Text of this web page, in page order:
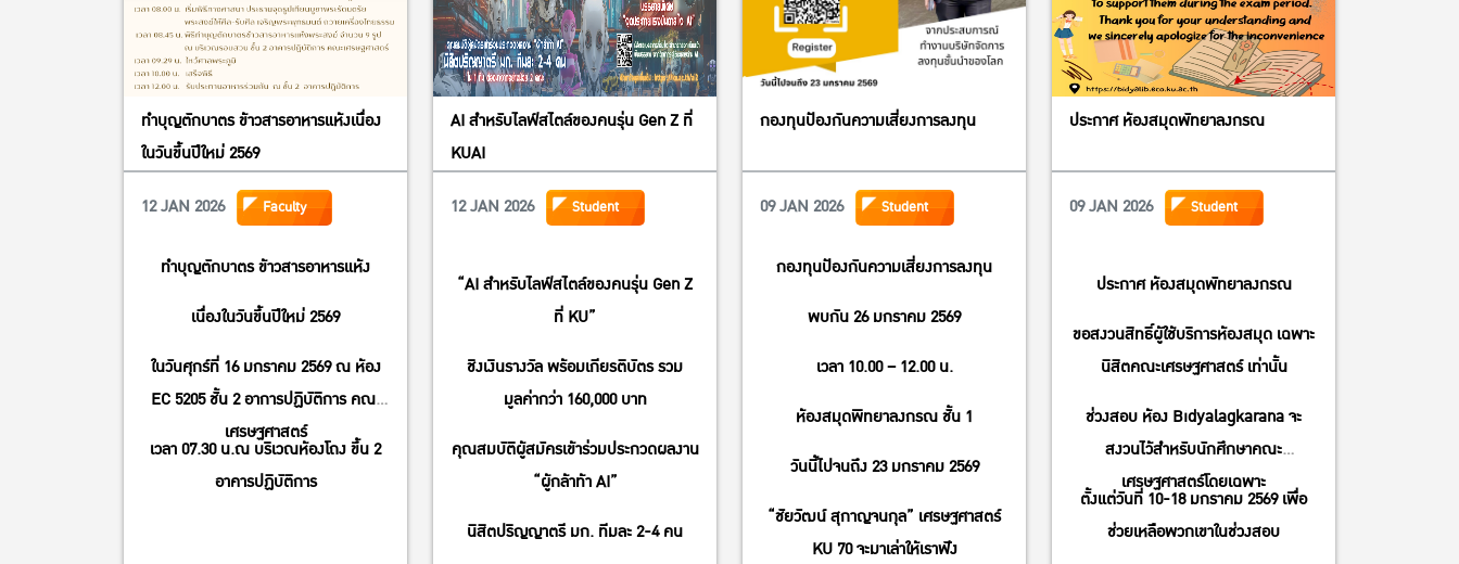
ทําบุญตักบาตร ข้าวสารอาหารแห้งเนื่อง
ในวันขึ้นปีใหม่ 2569
12 JAN 2026
Faculty
ทําบุญตักบาตร ข้าวสารอาหารแห้ง
เนื่องในวันขึ้นปีใหม่ 2569
ในวันศุกร์ที่ 16 มกราคม 2569 ณ ห้อง
EC 5205 ชั้น 2 อาการปฏิบัติการ คณะ
เศรษฐศาสตร์
เวลา 07.30 น.ณ บริเวณห้องโถง ขึ้น 2
อาคารปฏิบัติการ
AI สำหรับไลฟ์สไตล์ของคนรุ่น Gen Z ที่
KUAI
12 JAN 2026
Student
“AI สำหรับไลฟ์สไตล์ของคนรุ่น Gen Z
ที่ KU”
ชิงเงินรางวัล พร้อมเกียรติบัตร รวม
มูลค่ากว่า 160,000 บาท
คุณสมบัติผู้สมัครเข้าร่วมประกวดผลงาน
“ผู้กล้าท้า AI”
นิสิตปริญญาตรี มก. ทีมละ 2-4 คน
กองทุนป้องกันความเสี่ยงการลงทุน
09 JAN 2026 Student
กองทุนป้องกันความเสี่ยงการลงทุน
พบกัน 26 มกราคม 2569
เวลา 10.00 – 12.00 น.
ห้องสมุดพิทยาลงกรณ ชั้น 1
วันนี้ไปจนถึง 23 มกราคม 2569
“ชัยวัฒน์ สุกาญจนกุล” เศรษฐศาสตร์
KU 70 จะมาเล่าให้เราฟัง
ประกาศ ห้องสมุดพัทยาลงกรณ
09 JAN 2026 Student
ประกาศ ห้องสมุดพัทยาลงกรณ
ขอสงวนสิทธิ์ผู้ใช้บริการห้องสมุด เฉพาะ
นิสิตคณะเศรษฐศาสตร์ เท่านั้น
ช่วงสอบ ห้อง Bidyalagkarana จะ
สงวนไว้สำหรับนักศึกษาคณะ
เศรษฐศาสตร์โดยเฉพาะ
ตั้งแต่วันที่ 10-18 มกราคม 2569 เพื่อ
ช่วยเหลือพวกเขาในช่วงสอบ